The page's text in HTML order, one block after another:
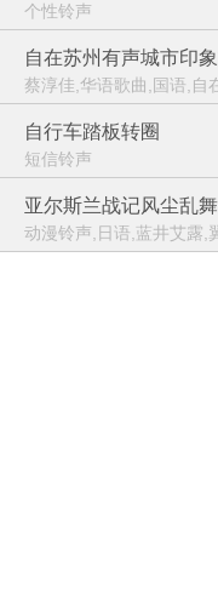
个性铃声
自在苏州有声城市印
蔡淳佳,华语歌曲,国语,自
自行车踏板转圈
短信铃声
亚尔斯兰战记风尘乱
动漫铃声,日语,蓝井艾露,